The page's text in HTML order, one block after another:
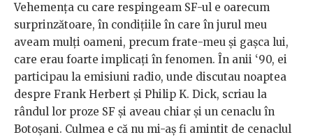
Vehemența cu care respingeam SF-ul e oarecum
surprinzătoare, în condițiile în care în jurul meu
aveam mulți oameni, precum frate-meu și gașca lui,
care erau foarte implicați în fenomen. În anii ‘90, ei
participau la emisiuni radio, unde discutau noaptea
despre Frank Herbert și Philip K. Dick, scriau la
rândul lor proze SF și aveau chiar și un cenaclu în
Botoșani. Culmea e că nu mi-aș fi amintit de cenaclul